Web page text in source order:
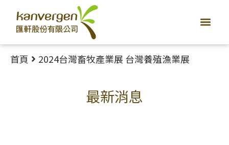
首頁 2024台灣畜牧產業展 台灣養殖漁業展
最新消息